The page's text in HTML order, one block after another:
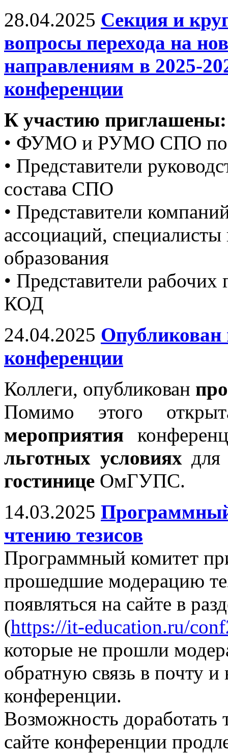
28.04.2025 Секция и
вопросы перехода на
направлениям в 2025-
конференции
К участию приглашены:
• ФУМО и РУМО СПО по
• Представители
состава СПО
• Представители
ассоциаций,
образования
• Представители
КОД
24.04.2025
конференции
Коллеги, опубликован
Помимо этого
мероприятия
льготных условиях для
гостинице ОмГУПС.
14.03.2025
чтению тезисов
Программный комитет
прошедшие модерацию
появляться на сайте в
(https://it-education.ru/
которые не прошли
обратную связь в почту
конференции.
Возможность доработать
сайте конференции